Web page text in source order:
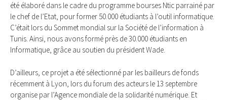
été élaboré dans le cadre du programme bourses Ntic parrainé par
le chef de l’Etat, pour former 50.000 étudiants à l’outil informatique.
C’était lors du Sommet mondial sur la Société de l’information à
Tunis. Ainsi, nous avons formé près de 30.000 étudiants en
Informatique, grâce au soutien du président Wade.
D’ailleurs, ce projet a été sélectionné par les bailleurs de fonds
récemment à Lyon, lors du forum des acteurs le 13 septembre
organise par l’Agence mondiale de la solidarité numérique. Et